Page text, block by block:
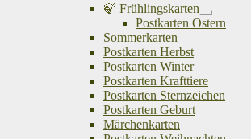
🍃 Frühlingskarten
Untermenü
öffnen
Postkarten Ostern
Sommerkarten
Postkarten Herbst
Postkarten Winter
Postkarten Krafttiere
Postkarten Sternzeichen
Postkarten Geburt
Märchenkarten